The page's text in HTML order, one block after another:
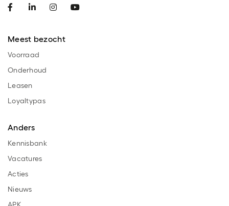
Meest bezocht
Voorraad
Onderhoud
Leasen
Loyaltypas
Anders
Kennisbank
Vacatures
Acties
Nieuws
APK